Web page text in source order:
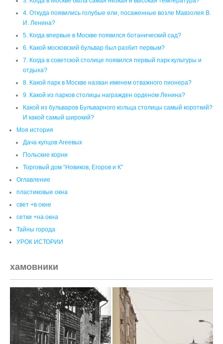
4. Откуда появились голубые ели, посаженные возле Мавзолея В.
И. Ленина?
5. Когда впервые в Москве появился ботанический сад?
6. Какой московский бульвар был разбит первым?
7. Когда в советской столице появился первый парк культуры и
отдыха?
8. Какой парк в Москве назван именем отважного пионера?
9. Какой из парков столицы награжден орденом Ленина?
Какой из бульваров Бульварного кольца столицы самый короткий?
И какой самый широкий?
Моя история
Дача купцов Агеевых
Польские корни
Торговый дом “Новиков, Егоров и К”
Оглавление
пластиковые окна
свет +в окне
сетки +на окна
Тайны города
УРОК ИСТОРИИ
хамовники